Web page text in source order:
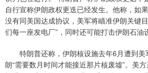
自行宣称伊朗政权更迭已经发生。他称，如
没有同美国达成协议，美军将瞄准伊朗关键
们每一座发电厂”，同时还可能打击伊朗石油
特朗普还称，伊朗核设施去年6月遭到美
朗“需要数月时间才能接近那片核废墟”。美